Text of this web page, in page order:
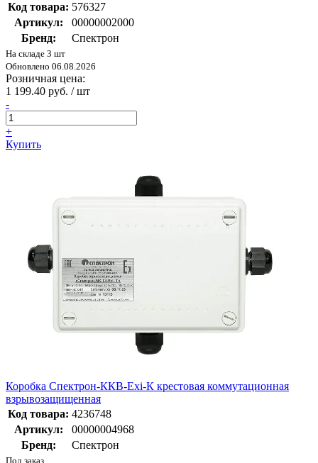
Код товара: 576327
Артикул:
00000002000
Бренд:
Спектрон
На складе 3 шт
Обновлено 06.08.2026
Розничная цена:
1 199.40 руб. / шт
-
+
Купить
Коробка Спектрон-ККВ-Exi-К крестовая коммутационная
взрывозащищенная
Код товара: 4236748
Артикул:
00000004968
Бренд:
Спектрон
Под заказ